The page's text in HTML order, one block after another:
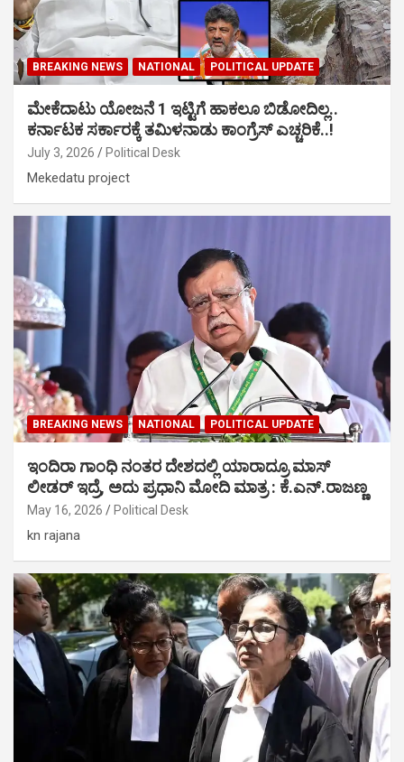
BREAKING NEWS NATIONAL POLITICAL UPDATE
ಮೇಕೆದಾಟು ಯೋಜನೆ 1 ಇಟ್ಟಿಗೆ ಹಾಕಲೂ ಬಿಡೋದಿಲ್ಲ..
ಕರ್ನಾಟಕ ಸರ್ಕಾರಕ್ಕೆ ತಮಿಳನಾಡು ಕಾಂಗ್ರೆಸ್ ಎಚ್ಚರಿಕೆ..!
July 3, 2026 Political Desk
Mekedatu project
BREAKING NEWS NATIONAL POLITICAL UPDATE
ಇಂದಿರಾ ಗಾಂಧಿ ನಂತರ ದೇಶದಲ್ಲಿ ಯಾರಾದ್ರೂ ಮಾಸ್
ಲೀಡರ್ ಇದ್ರೆ, ಅದು ಪ್ರಧಾನಿ ಮೋದಿ ಮಾತ್ರ : ಕೆ.ಎನ್.ರಾಜಣ್ಣ
May 16, 2026 Political Desk
kn rajana